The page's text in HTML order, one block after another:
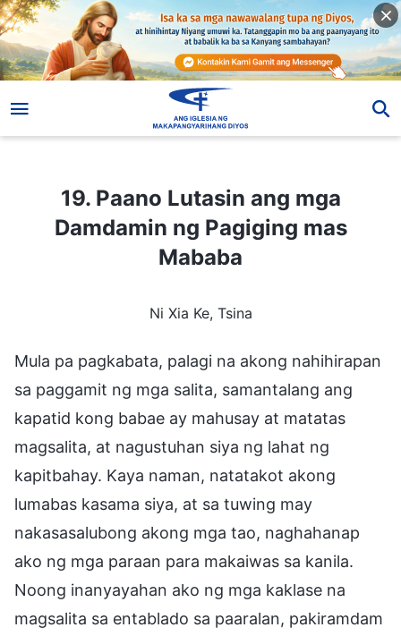
19. Paano Lutasin ang mga
Damdamin ng Pagiging mas
Mababa
Ni Xia Ke, Tsina
Mula pa pagkabata, palagi na akong nahihirapan
sa paggamit ng mga salita, samantalang ang
kapatid kong babae ay mahusay at matatas
magsalita, at nagustuhan siya ng lahat ng
kapitbahay. Kaya naman, natatakot akong
lumabas kasama siya, at sa tuwing may
nakasasalubong akong mga tao, naghahanap
ako ng mga paraan para makaiwas sa kanila.
Noong inanyayahan ako ng mga kaklase na
magsalita sa entablado sa paaralan, pakiramdam